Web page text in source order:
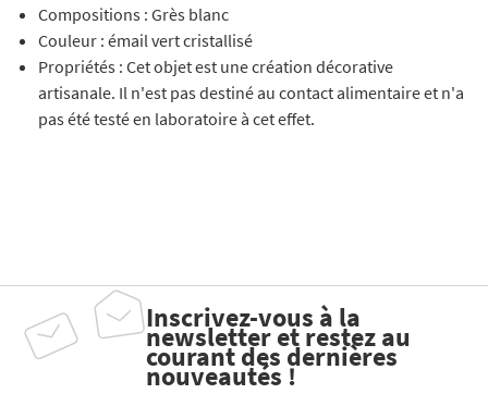
Compositions : Grès blanc
Couleur : émail vert cristallisé
Propriétés : Cet objet est une création décorative
artisanale. Il n'est pas destiné au contact alimentaire et n'a
pas été testé en laboratoire à cet effet.
Inscrivez-vous à la
newsletter et restez au
courant des dernières
nouveautés !